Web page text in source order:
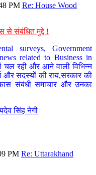
PM Re: House Wood
से संबंधित मुद्दे !
surveys, Government
related to Business in
चल रही और आने वाली विभिन्न
और सदस्यों की राय,सरकार की
संबंधी समाचार और उनका
सिंह नेगी
PM Re: Uttarakhand